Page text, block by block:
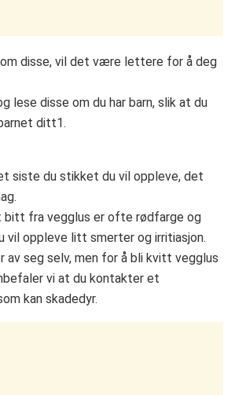
disse, vil det være lettere for å deg
lese disse om du har barn, slik at du
ditt1.
siste du stikket du vil oppleve, det
bitt fra vegglus er ofte rødfarge og
vil oppleve litt smerter og irritiasjon.
seg selv, men for å bli kvitt vegglus
vi at du kontakter et
kan skadedyr.